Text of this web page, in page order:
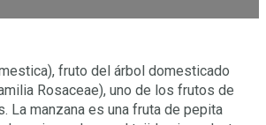
fruto del árbol domesticado
Rosaceae), uno de los frutos de
La manzana es una fruta de pepita